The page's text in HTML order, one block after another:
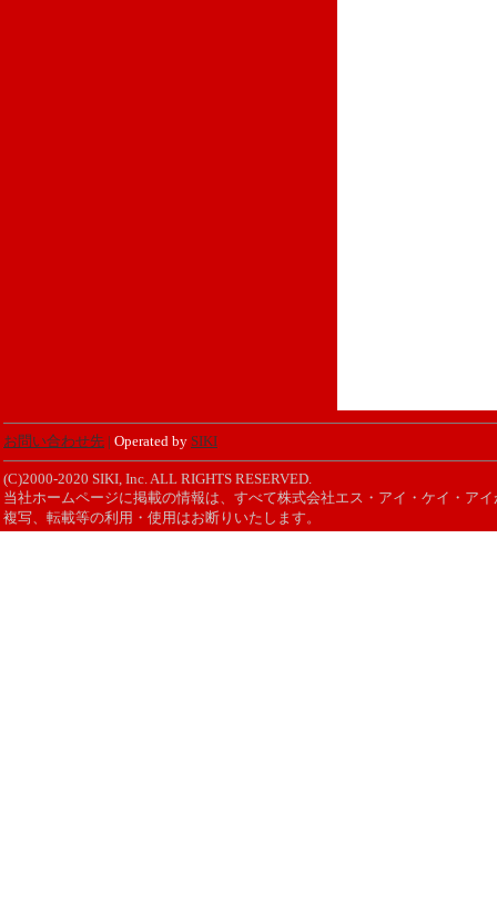
お問い合わせ先 Operated by SIKI
(C)2000-2020 SIKI, Inc. ALL RIGHTS RESERVED.
当社ホームページに掲載の情報は、すべて株式会社エス・アイ・ケイ・ア
複写、転載等の利用・使用はお断りいたします。